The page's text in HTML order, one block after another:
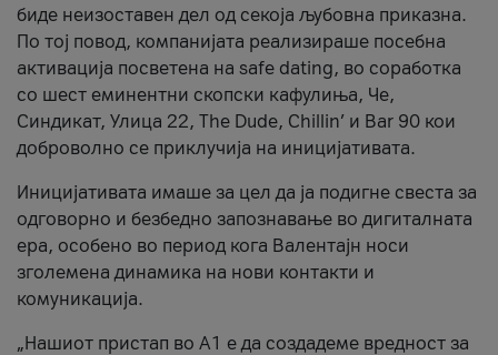
биде неизоставен дел од секоја љубовна приказна.
По тој повод, компанијата реализираше посебна
активација посветена на safe dating, во соработка
со шест еминентни скопски кафулиња, Че,
Синдикат, Улица 22, The Dude, Chillin’ и Bar 90 кои
доброволно се приклучија на иницијативата.
Иницијативата имаше за цел да ја подигне свеста за
одговорно и безбедно запознавање во дигиталната
ера, особено во период кога Валентајн носи
зголемена динамика на нови контакти и
комуникација.
„Нашиот пристап во А1 е да создадеме вредност за